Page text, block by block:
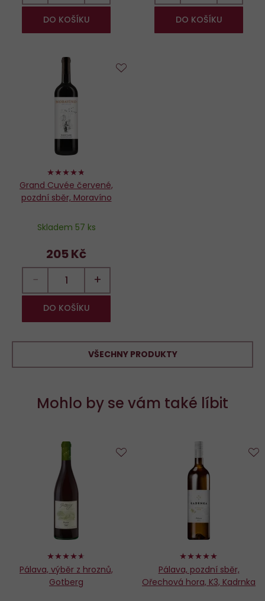
DO KOŠÍKU DO KOŠÍKU
94%
Grand Cuvée červené,
pozdní sběr, Moravíno
Skladem 57 ks
205 Kč
− +
DO KOŠÍKU
VŠECHNY PRODUKTY
Mohlo by se vám také líbit
92%
Pálava, výběr z hroznů,
Gotberg
98%
Pálava, pozdní sběr,
Ořechová hora, K3, Kadrnka